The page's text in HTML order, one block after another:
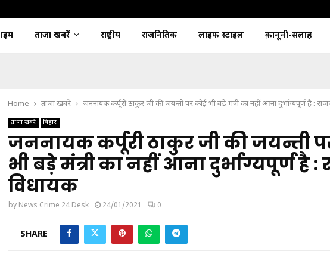
क्राइम ताजा खबरें राष्ट्रीय राजनितिक लाइफ स्टाइल क़ानूनी-सलाह
Home ताजा खबरें जननायक कर्पूरी ठाकुर जी की जयन्ती पर कोई भी बड़े मंत्री का नहीं आना दुर्भाग्यपूर्ण है :
ताजा खबरें बिहार
जननायक कर्पूरी ठाकुर जी की जयन्ती
भी बड़े मंत्री का नहीं आना दुर्भाग्यपूर्ण है :
विधायक
by News Crime 24 Desk 24/01/2021 0
SHARE